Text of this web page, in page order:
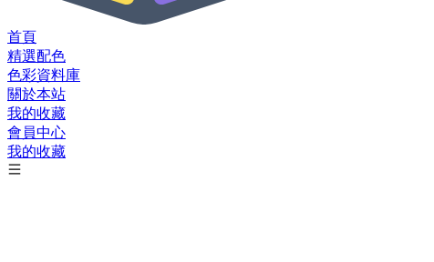
首頁
精選配色
色彩資料庫
關於本站
我的收藏
會員中心
我的收藏